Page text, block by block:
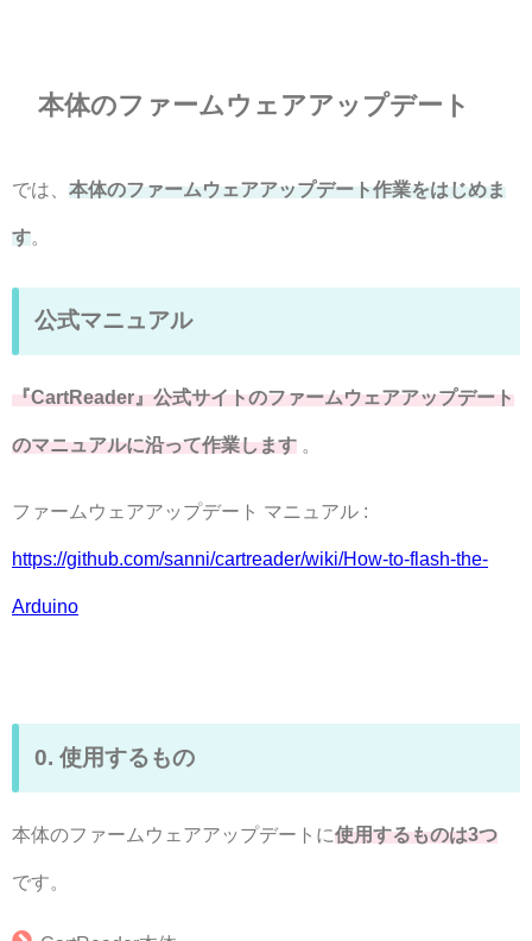
本体のファームウェアアップデート
では、 本体のファームウェアアップデート作業をはじめま
す
公式マニュアル
『CartReader』公式サイトのファームウェアアップデート
のマニュアルに沿って作業します 。
ファームウェアアップデート マニュアル :
https://github.com/sanni/cartreader/wiki/How-to-flash-the-
Arduino
0. 使用するもの
本体のファームウェアアップデートに使用するものは3つ
です。